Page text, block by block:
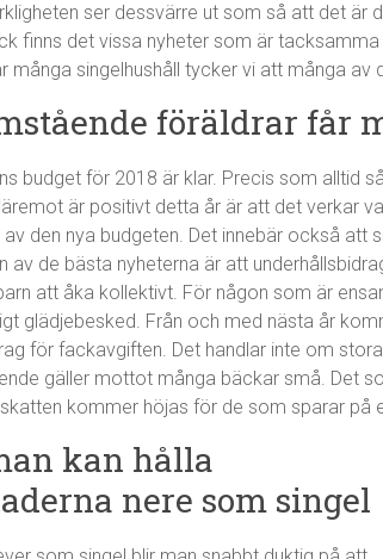
ser dessvärre ut som så att det är
finns det vissa nyheter som är
många singelhushåll tycker vi att många av
föräldrar får
budget för 2018 är klar. Precis som alltid
är positivt detta år är att det verkar
den nya budgeten. Det innebär också att
av de bästa nyheterna är att
att åka kollektivt. För någon som är
glädjebesked. Från och med nästa år
för fackavgiften. Det handlar inte om
gäller mottot många bäckar små. Det
kommer höjas för de som sparar på
kan hålla
nere som singel